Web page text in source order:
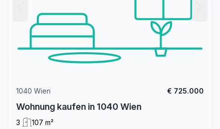
1040 Wien € 725.000
Wohnung kaufen in 1040 Wien
3
107 m²